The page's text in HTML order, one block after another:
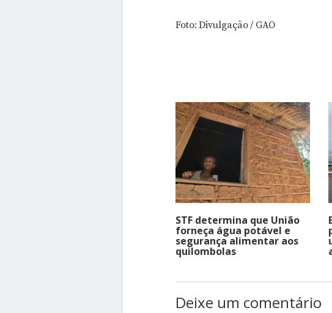
Foto: Divulgação / GAO
STF determina que União
forneça água potável e
segurança alimentar aos
quilombolas
Deixe um comentário